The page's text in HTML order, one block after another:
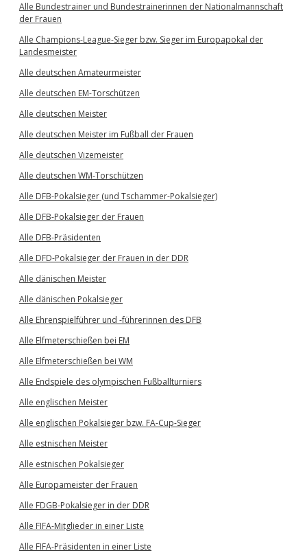
Alle Bundestrainer und Bundestrainerinnen der Nationalmannschaft
der Frauen
Alle Champions-League-Sieger bzw. Sieger im Europapokal der
Landesmeister
Alle deutschen Amateurmeister
Alle deutschen EM-Torschützen
Alle deutschen Meister
Alle deutschen Meister im Fußball der Frauen
Alle deutschen Vizemeister
Alle deutschen WM-Torschützen
Alle DFB-Pokalsieger (und Tschammer-Pokalsieger)
Alle DFB-Pokalsieger der Frauen
Alle DFB-Präsidenten
Alle DFD-Pokalsieger der Frauen in der DDR
Alle dänischen Meister
Alle dänischen Pokalsieger
Alle Ehrenspielführer und -führerinnen des DFB
Alle Elfmeterschießen bei EM
Alle Elfmeterschießen bei WM
Alle Endspiele des olympischen Fußballturniers
Alle englischen Meister
Alle englischen Pokalsieger bzw. FA-Cup-Sieger
Alle estnischen Meister
Alle estnischen Pokalsieger
Alle Europameister der Frauen
Alle FDGB-Pokalsieger in der DDR
Alle FIFA-Mitglieder in einer Liste
Alle FIFA-Präsidenten in einer Liste